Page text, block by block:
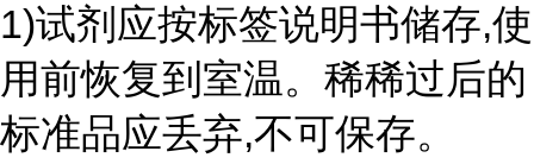
1)试剂应按标签说明书储存,使
用前恢复到室温。稀稀过后的
标准品应丢弃,不可保存。